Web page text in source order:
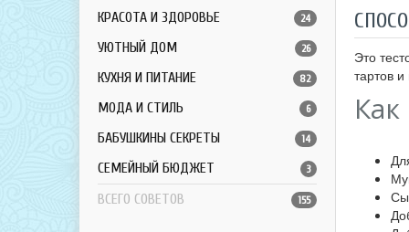
КРАСОТА И ЗДОРОВЬЕ 24
УЮТНЫЙ ДОМ 26
КУХНЯ И ПИТАНИЕ 82
МОДА И СТИЛЬ 6
БАБУШКИНЫ СЕКРЕТЫ 14
СЕМЕЙНЫЙ БЮДЖЕТ 3
ВСЕГО СОВЕТОВ 155
Это
тартов